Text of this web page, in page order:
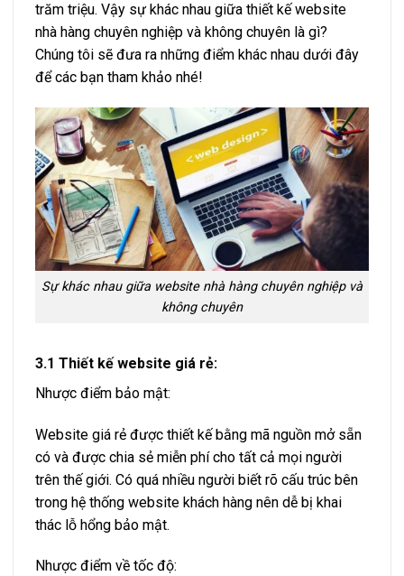
trăm triệu. Vậy sự khác nhau giữa thiết kế website
nhà hàng chuyên nghiệp và không chuyên là gì?
Chúng tôi sẽ đưa ra những điểm khác nhau dưới đây
để các bạn tham khảo nhé!
Sự khác nhau giữa website nhà hàng chuyên nghiệp và
không chuyên
3.1 Thiết kế website giá rẻ:
Nhược điểm bảo mật:
Website giá rẻ được thiết kế bằng mã nguồn mở sẵn
có và được chia sẻ miễn phí cho tất cả mọi người
trên thế giới. Có quá nhiều người biết rõ cấu trúc bên
trong hệ thống website khách hàng nên dễ bị khai
thác lỗ hổng bảo mật.
Nhược điểm về tốc độ: